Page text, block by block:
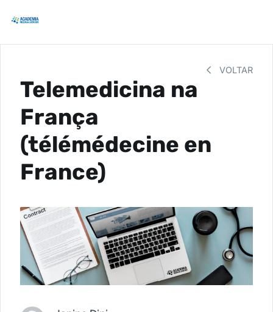
VOLTAR
Telemedicina na
França
(télémédecine en
France)